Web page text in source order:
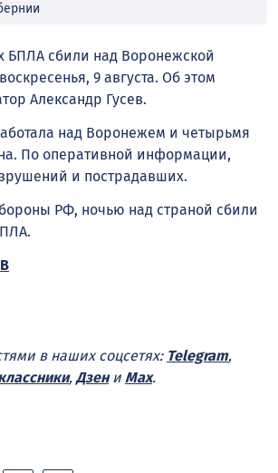
БПЛА сбили над Воронежской
9 августа. Об этом
Александр Гусев.
над Воронежем и четырьмя
По оперативной информации,
и пострадавших.
РФ, ночью над страной сбили
в наших соцсетях: Telegram,
, Дзени Max.